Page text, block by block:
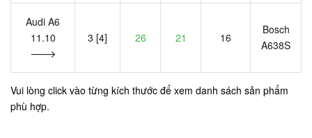
Audi A6
11.10
🡒
3 [4] 26 21 16
Bosch
A638S
Vui lòng click vào từng kích thước để xem danh sách sản phẩm
phù hợp.